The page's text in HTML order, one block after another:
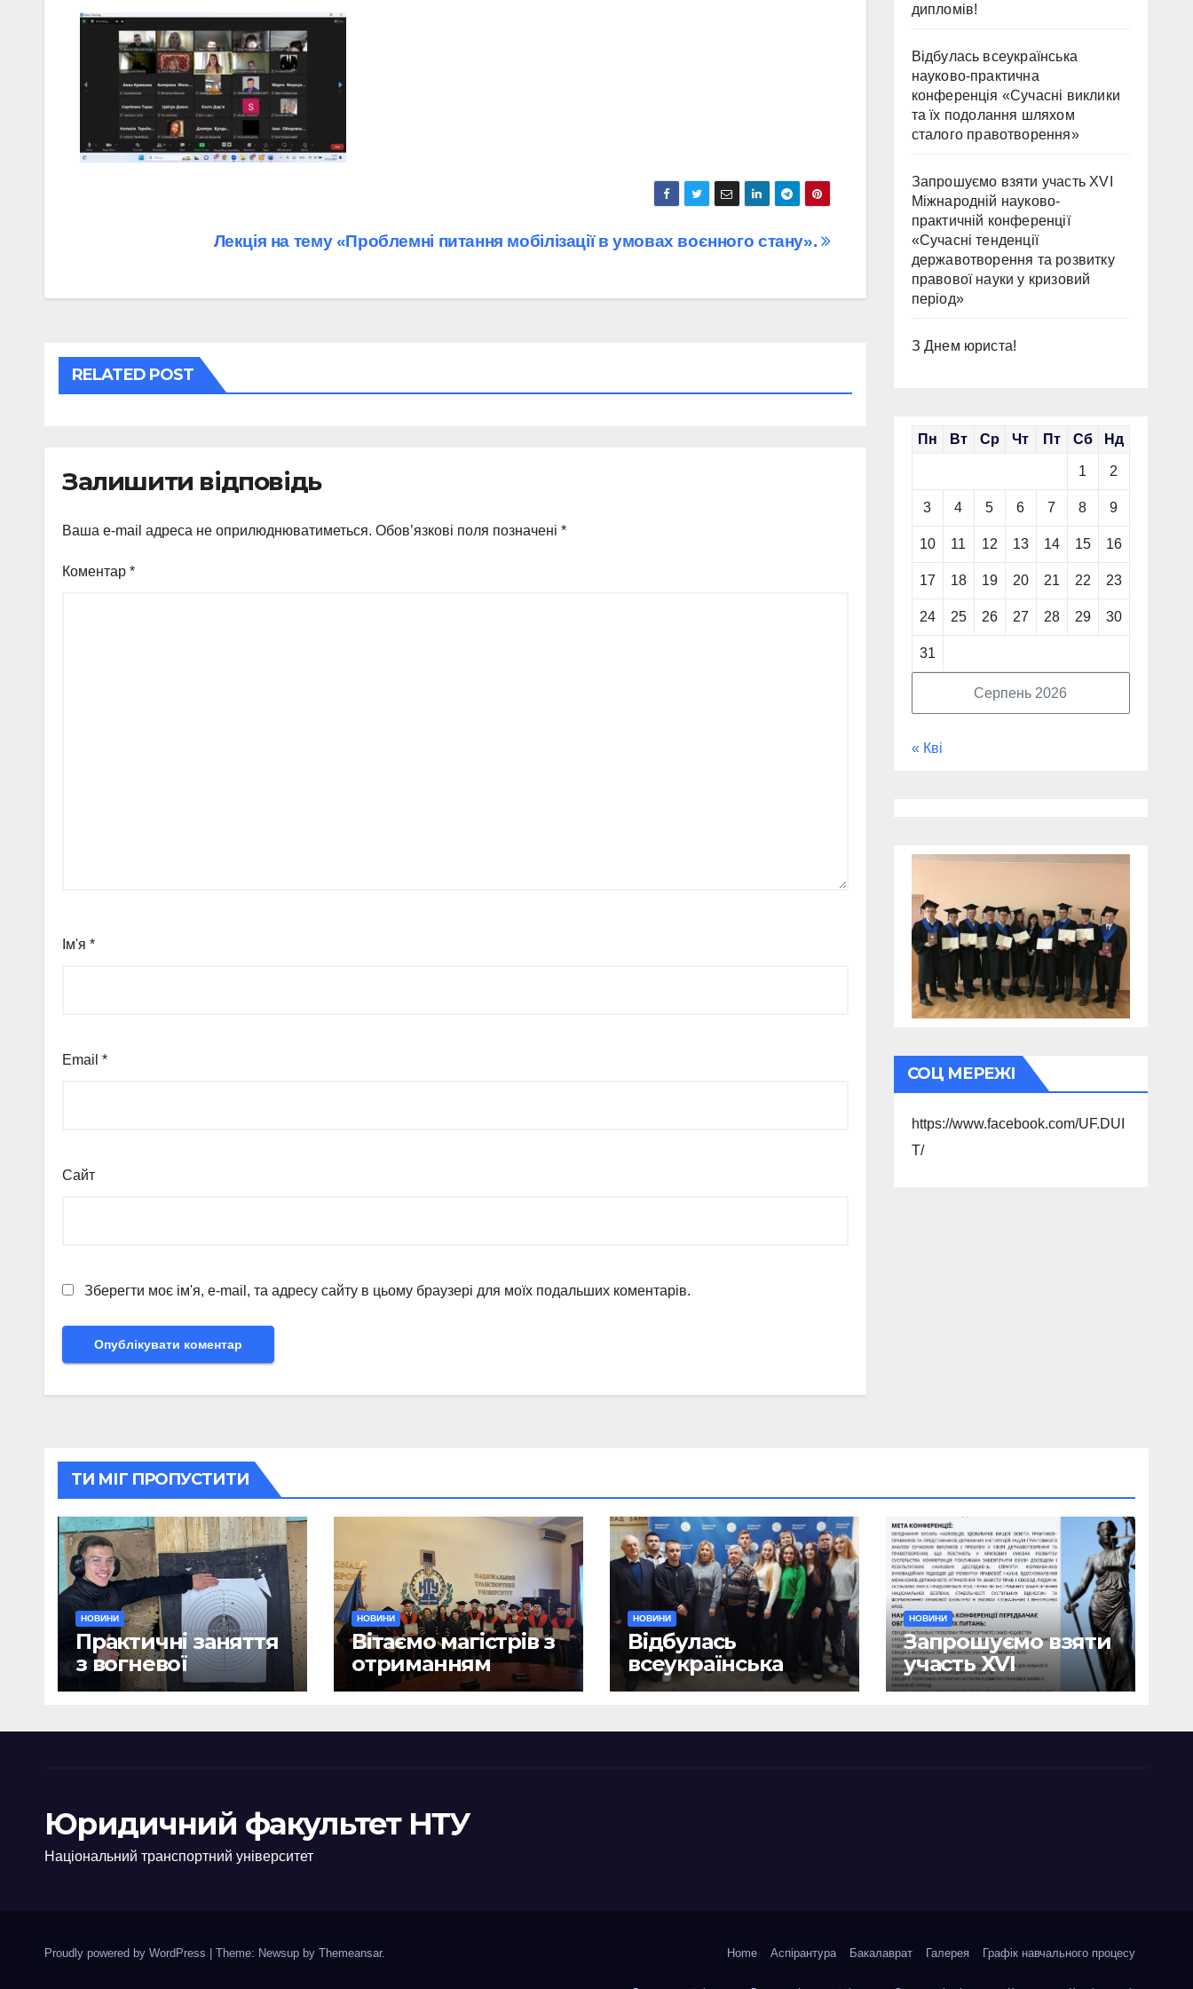
Лекція на тему «Проблемні питання мобілізації в умовах воєнного стану».
RELATED POST
Залишити відповідь
Ваша e-mail адреса не оприлюднюватиметься. Обов’язкові поля позначені *
Коментар *
Ім'я *
Email *
Сайт
Зберегти моє ім'я, e-mail, та адресу сайту в цьому браузері для моїх подальших коментарів.
дипломів!
Відбулась всеукраїнська
науково-практична
конференція «Сучасні виклики
та їх подолання шляхом
сталого правотворення»
Запрошуємо взяти участь ХVІ
Міжнародній науково-
практичній конференції
«Сучасні тенденції
державотворення та розвитку
правової науки у кризовий
період»
З Днем юриста!
Серпень 2026
Пн Вт Ср Чт Пт Сб Нд
1 2
3 4 5 6 7 8 9
10 11 12 13 14 15 16
17 18 19 20 21 22 23
24 25 26 27 28 29 30
31
« Кві
СОЦ МЕРЕЖІ
https://www.facebook.com/UF.DUI
T/
ТИ МІГ ПРОПУСТИТИ
НОВИНИ
Практичні заняття
з вогневої
підготовки
НОВИНИ
Вітаємо магістрів з
отриманням
дипломів!
НОВИНИ
Відбулась
всеукраїнська
науково-практична
«Сучасні виклики
НОВИНИ
Запрошуємо взяти
участь ХVІ
Міжнародній
практичній
Юридичний факультет НТУ
Національний транспортний університет
Proudly powered by WordPress Theme: Newsup by Themeansar. Home Аспірантура Бакалаврат Галерея Графік навчального процесу